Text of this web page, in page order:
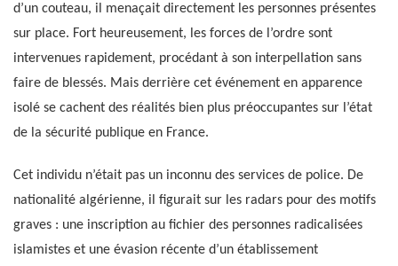
d’un couteau, il menaçait directement les personnes présentes
sur place. Fort heureusement, les forces de l’ordre sont
intervenues rapidement, procédant à son interpellation sans
faire de blessés. Mais derrière cet événement en apparence
isolé se cachent des réalités bien plus préoccupantes sur l’état
de la sécurité publique en France.
Cet individu n’était pas un inconnu des services de police. De
nationalité algérienne, il figurait sur les radars pour des motifs
graves : une inscription au fichier des personnes radicalisées
islamistes et une évasion récente d’un établissement